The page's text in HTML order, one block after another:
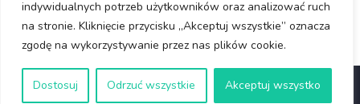
indywidualnych potrzeb użytkowników oraz analizować ruch
na stronie. Kliknięcie przycisku „Akceptuj wszystkie” oznacza
zgodę na wykorzystywanie przez nas plików cookie.
Dostosuj Odrzuć wszystkie Akceptuj wszystko
© Copyright 2025 Rotary Wrocław